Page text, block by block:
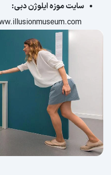
سایت موزه ایلوژن دبی: